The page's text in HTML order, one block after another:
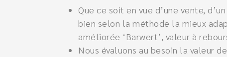
Que ce soit en vue d’une vente,
bien selon la méthode la mieux
améliorée ‘Barwert’, valeur à
Nous évaluons au besoin la valeur